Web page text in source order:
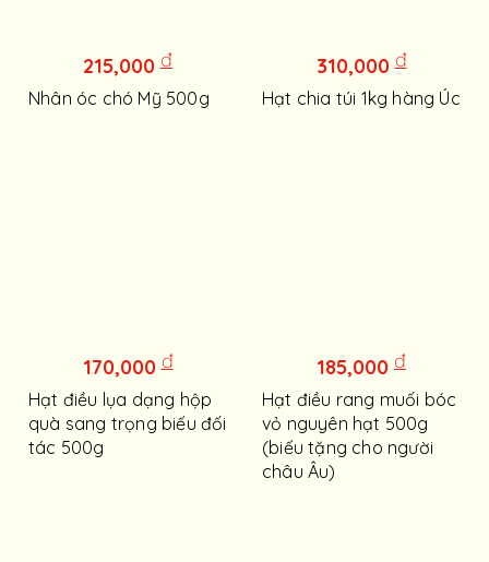
215,000 đ
Nhân óc chó Mỹ 500g
310,000 đ
Hạt chia túi 1kg hàng Úc
170,000 đ
Hạt điều lụa dạng hộp
quà sang trọng biếu đối
tác 500g
185,000 đ
Hạt điều rang muối bóc
vỏ nguyên hạt 500g
(biếu tặng cho người
châu Âu)